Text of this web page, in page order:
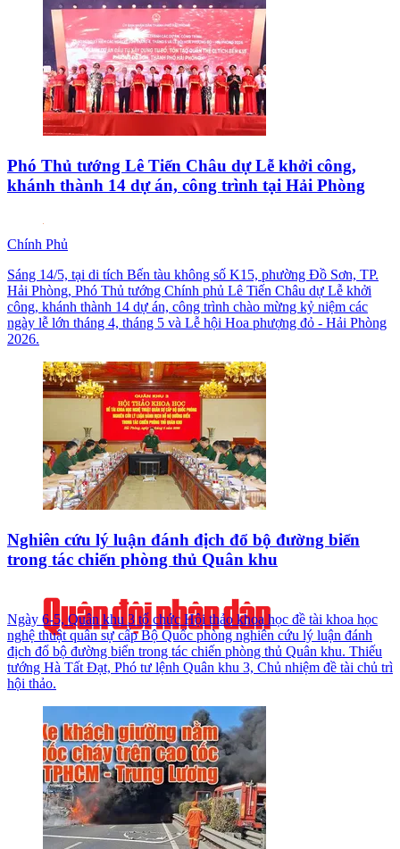
Phó Thủ tướng Lê Tiến Châu dự Lễ khởi công,
khánh thành 14 dự án, công trình tại Hải Phòng
Chính Phủ
Sáng 14/5, tại di tích Bến tàu không số K15, phường Đồ Sơn, TP.
Hải Phòng, Phó Thủ tướng Chính phủ Lê Tiến Châu dự Lễ khởi
công, khánh thành 14 dự án, công trình chào mừng kỷ niệm các
ngày lễ lớn tháng 4, tháng 5 và Lễ hội Hoa phượng đỏ - Hải Phòng
2026.
Nghiên cứu lý luận đánh địch đổ bộ đường biển
trong tác chiến phòng thủ Quân khu
Ngày 6-5, Quân khu 3 tổ chức Hội thảo khoa học đề tài khoa học
nghệ thuật quân sự cấp Bộ Quốc phòng nghiên cứu lý luận đánh
địch đổ bộ đường biển trong tác chiến phòng thủ Quân khu. Thiếu
tướng Hà Tất Đạt, Phó tư lệnh Quân khu 3, Chủ nhiệm đề tài chủ trì
hội thảo.